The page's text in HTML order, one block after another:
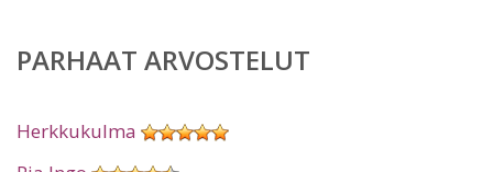
PARHAAT ARVOSTELUT
Herkkukulma